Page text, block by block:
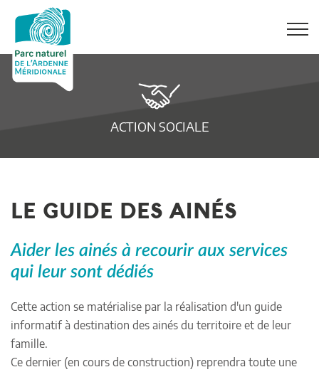
ACTION SOCIALE
LE GUIDE DES AINÉS
Aider les ainés à recourir aux services
qui leur sont dédiés
Cette action se matérialise par la réalisation d'un guide
informatif à destination des ainés du territoire et de leur
famille.
Ce dernier (en cours de construction) reprendra toute une